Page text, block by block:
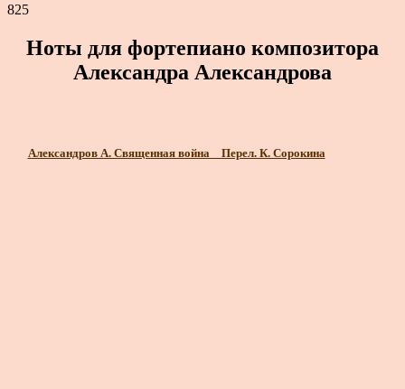
825
Ноты для фортепиано композитора
Александра Александрова
Александров А. Священная война _ Перел. К. Сорокина